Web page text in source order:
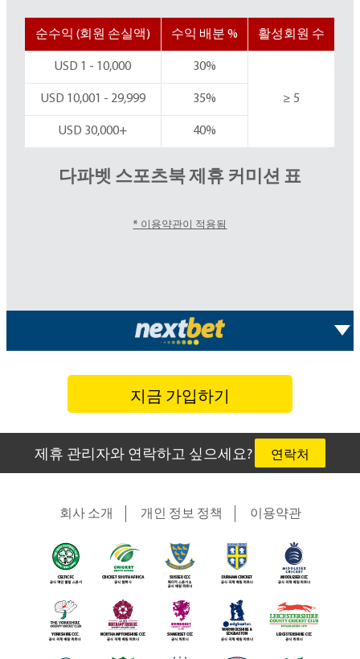
순수익 (회원 손실액) 수익 배분 % 활성회원 수
USD 1 - 10,000 30%
≥ 5
USD 10,001 - 29,999 35%
USD 30,000+ 40%
다파벳 스포츠북 제휴 커미션 표
* 이용약관이 적용됨
지금 가입하기
제휴 관리자와 연락하고 싶으세요? 연락처
회사 소개 개인 정보 정책 이용약관